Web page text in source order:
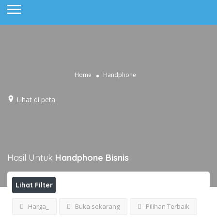
Home Handphone
Lihat di peta
Hasil Untuk Handphone Bisnis
Lihat Filter
Harga_ Buka sekarang Pilihan Terbaik